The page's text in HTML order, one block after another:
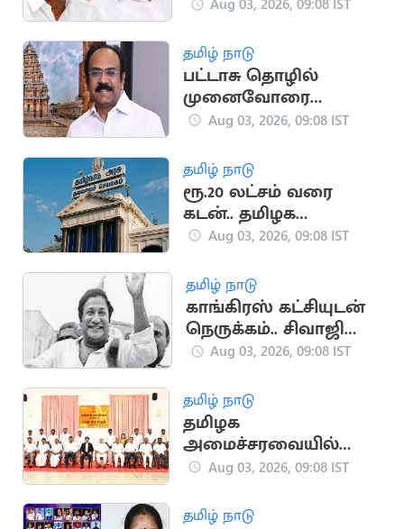
Aug 03, 2026, 09:08 IST
தமிழ் நாடு
பட்டாசு தொழில்
முனைவோரை
நசுக்குவதா? - தங்கம்
Aug 03, 2026, 09:08 IST
தமிழ் நாடு
ரூ.20 லட்சம் வரை
கடன்.. தமிழக
பட்ஜெட்டில் வெளியாக
Aug 03, 2026, 09:08 IST
தமிழ் நாடு
காங்கிரஸ் கட்சியுடன்
நெருக்கம்.. சிவாஜி
கணேசனின் அரசியல்
Aug 03, 2026, 09:08 IST
தமிழ் நாடு
தமிழக
அமைச்சரவையில்
விரைவில் மாற்றம்.. 4
காலி?
Aug 03, 2026, 09:08 IST
தமிழ் நாடு